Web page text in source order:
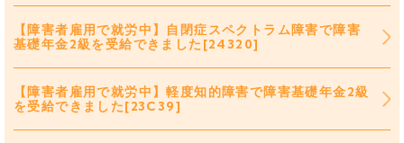
【障害者雇用で就労中】自閉症スペクトラム障害で障害
基礎年金2級を受給できました[24320]
【障害者雇用で就労中】軽度知的障害で障害基礎年金2級
を受給できました[23C39]